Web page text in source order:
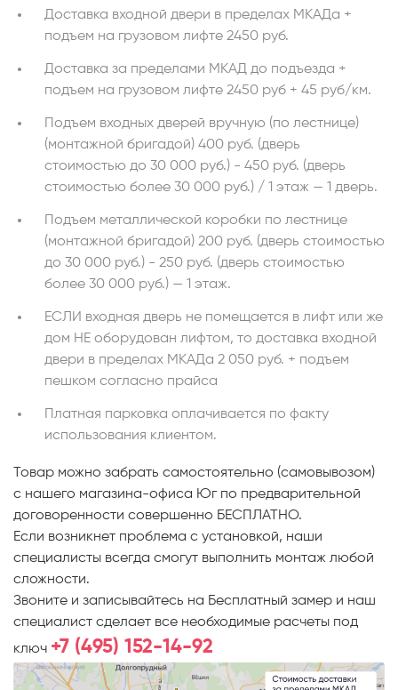
Доставка входной двери в пределах МКАДа +
подъем на грузовом лифте 2450 руб.
Доставка за пределами МКАД до подъезда +
подъем на грузовом лифте 2450 руб + 45 руб/км.
Подъем входных дверей вручную (по лестнице)
(монтажной бригадой) 400 руб. (дверь
стоимостью до 30 000 руб.) - 450 руб. (дверь
стоимостью более 30 000 руб.) / 1 этаж — 1 дверь.
Подъем металлической коробки по лестнице
(монтажной бригадой) 200 руб. (дверь стоимостью
до 30 000 руб.) - 250 руб. (дверь стоимостью
более 30 000 руб.) — 1 этаж.
ЕСЛИ входная дверь не помещается в лифт или же
дом НЕ оборудован лифтом, то доставка входной
двери в пределах МКАДа 2 050 руб. + подъем
пешком согласно прайса
Платная парковка оплачивается по факту
использования клиентом.
Товар можно забрать самостоятельно (самовывозом)
с нашего магазина-офиса Юг по предварительной
договоренности совершенно БЕСПЛАТНО.
Если возникнет проблема с установкой, наши
специалисты всегда смогут выполнить монтаж любой
сложности.
Звоните и записывайтесь на Бесплатный замер и наш
специалист сделает все необходимые расчеты под
ключ +7 (495) 152-14-92